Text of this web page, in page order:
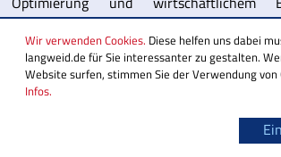
Wir verwenden Cookies. Diese helfen uns dabei
langweid.de für Sie interessanter zu gestalten.
Website surfen, stimmen Sie der Verwendung von
Infos.
Onlineangebotes im Sinne des Art. 6
Google Analytics, einen
(„Google“) ein. Google verwendet dafür
Cookie erzeugten Informationen über die
Onlineangebotes durch die Nutzer
einen Server von Google in den USA